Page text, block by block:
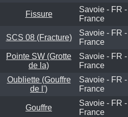
Fissure
Savoie - FR -
France
SCS 08 (Fracture)
Savoie - FR -
France
Pointe SW (Grotte
de la)
Savoie - FR -
France
Oubliette (Gouffre
de l')
Savoie - FR -
France
Gouffre
Savoie - FR -
France